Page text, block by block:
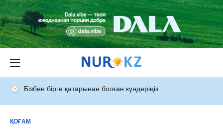
Бізбен бірге қатарынан болған күндеріңіз
ҚОҒАМ